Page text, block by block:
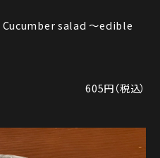
Cucumber salad ～edible
605円（税込）